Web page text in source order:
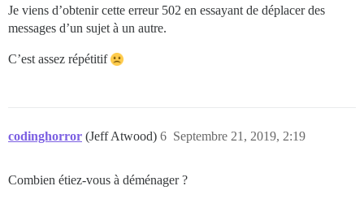
Je viens d’obtenir cette erreur 502 en essayant de déplacer des
messages d’un sujet à un autre.
C’est assez répétitif
codinghorror (Jeff Atwood) Septembre 21, 2019, 2:19
6
Combien étiez-vous à déménager ?